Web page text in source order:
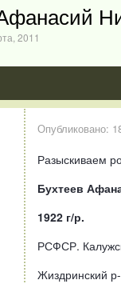
2011
Опубликовано:
Разыскиваем
Бухтеев
1922 г/р.
РСФСР.
Жиздринский